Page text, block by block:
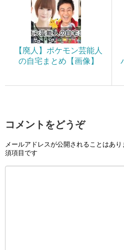
【廃人】ポケモン芸能人
の自宅まとめ【画像】
コメントをどうぞ
メールアドレスが公開されることはあり
須項目です